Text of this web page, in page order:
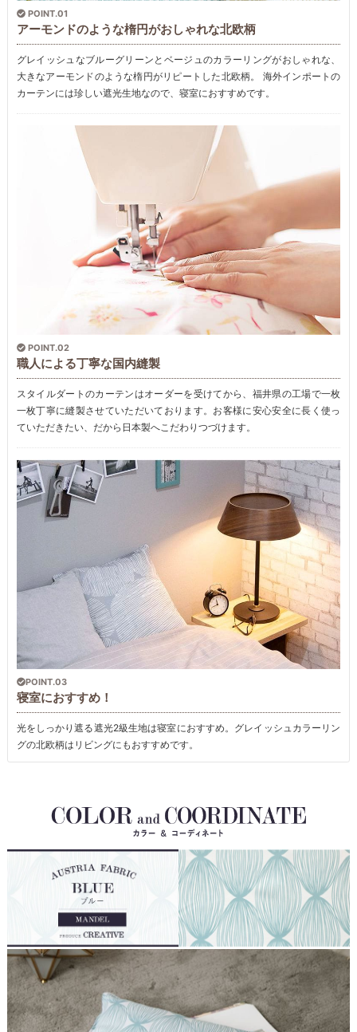
POINT.01
アーモンドのような楕円がおしゃれな北欧柄
グレイッシュなブルーグリーンとベージュのカラーリングがおしゃれな、
大きなアーモンドのような楕円がリピートした北欧柄。 海外インポートの
カーテンには珍しい遮光生地なので、寝室におすすめです。
POINT.02
職人による丁寧な国内縫製
スタイルダートのカーテンはオーダーを受けてから、福井県の工場で一枚
一枚丁寧に縫製させていただいております。お客様に安心安全に長く使っ
ていただきたい、だから日本製へこだわりつづけます。
POINT.03
寝室におすすめ！
光をしっかり遮る遮光2級生地は寝室におすすめ。グレイッシュカラーリン
グの北欧柄はリビングにもおすすめです。